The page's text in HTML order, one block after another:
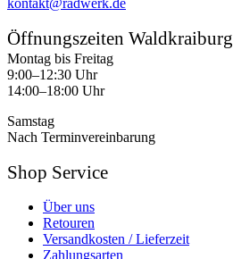
kontakt@radwerk.de
Öffnungszeiten Waldkraiburg
Montag bis Freitag
9:00–12:30 Uhr
14:00–18:00 Uhr
Samstag
Nach Terminvereinbarung
Shop Service
Über uns
Retouren
Versandkosten / Lieferzeit
Zahlungsarten